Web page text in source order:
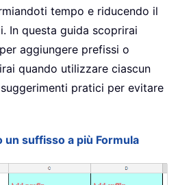
tempo e riducendo il
In questa guida scoprirai
aggiungere prefissi o
quando utilizzare ciascun
pratici per evitare
suffisso a più Formula